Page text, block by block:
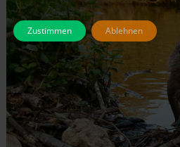
Zustimmen Ablehnen